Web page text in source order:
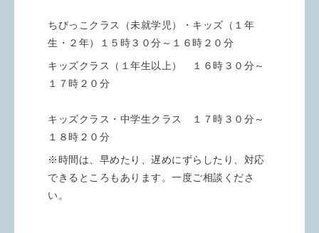
ちびっこクラス（未就学児）・キッズ（１年
生・２年）１５時３０分～１６時２０分
キッズクラス（１年生以上） １６時３０分～
１７時２０分
キッズクラス・中学生クラス １７時３０分～
１８時２０分
※時間は、早めたり、遅めにずらしたり、対応
できるところもあります。一度ご相談くださ
い。